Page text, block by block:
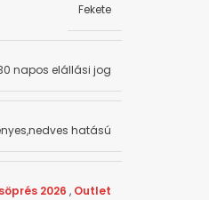
Fekete
napos elállási jog
hatású
2026 , Outlet